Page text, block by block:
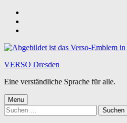
content
footer
VERSO Dresden
Eine verständliche Sprache für alle.
Menu
Suchen
nach: